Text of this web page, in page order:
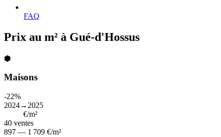
FAQ
Prix au m² à Gué-d'Hossus
⬢
Maisons
-22%
2024→2025
€/m²
40 ventes
897 — 1 709 €/m²